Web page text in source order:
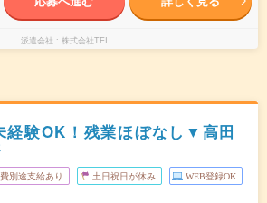
派遣会社 株式会社TEI
経験OK！残業ほぼなし▼高田
別途支給あり 土日祝日が休み WEB登録OK